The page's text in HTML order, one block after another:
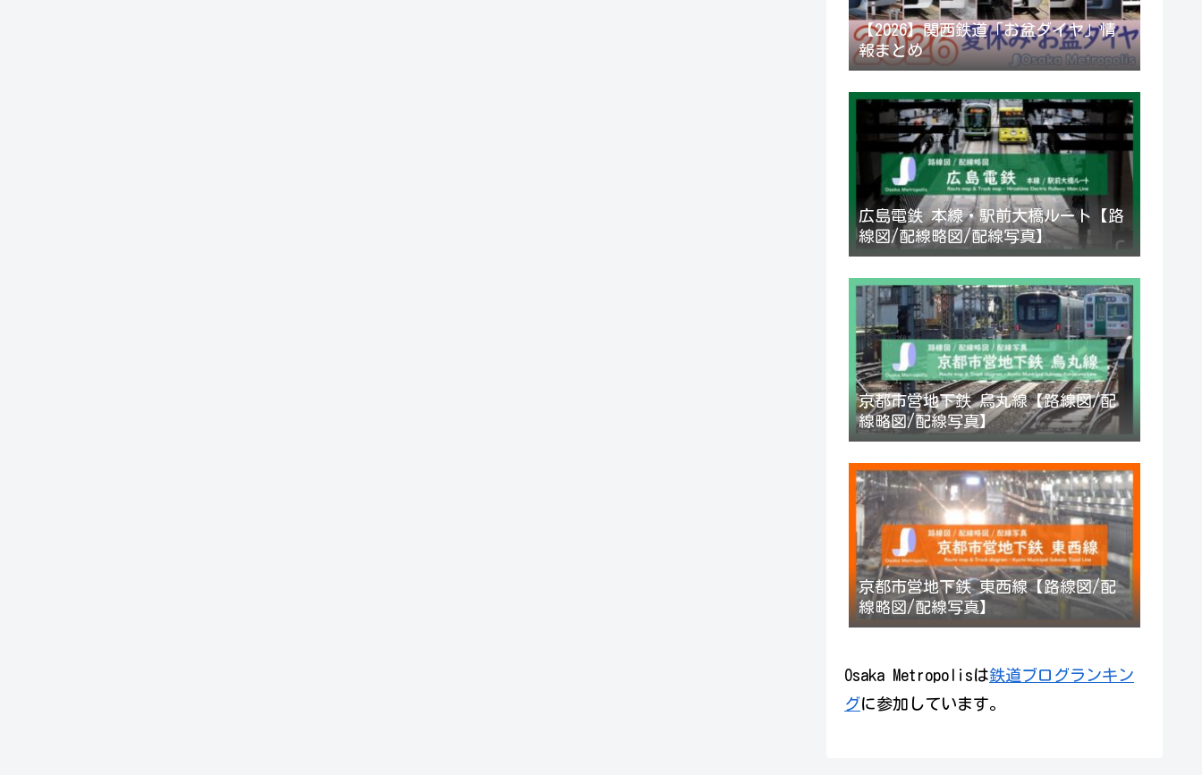
【2026】関西鉄道「お盆ダイヤ」情
報まとめ
広島電鉄 本線・駅前大橋ルート【路
線図/配線略図/配線写真】
京都市営地下鉄 烏丸線【路線図/配
線略図/配線写真】
京都市営地下鉄 東西線【路線図/配
線略図/配線写真】
Osaka Metropolisは鉄道ブログランキン
グに参加しています。